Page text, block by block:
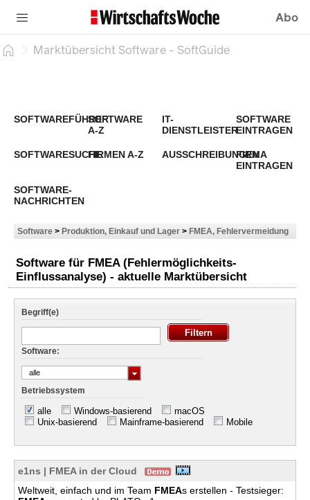
Abo
Marktübersicht Software - SoftGuide
SOFTWAREFÜHRERSOFTWARE
A-Z
IT-
DIENSTLEISTER
SOFTWARE
EINTRAGEN
SOFTWARESUCHEFIRMEN A-Z AUSSCHREIBUNGEN
FIRMA
EINTRAGEN
SOFTWARE-
NACHRICHTEN
Software > Produktion, Einkauf und Lager > FMEA, Fehlervermeidung
Software für FMEA (Fehlermöglichkeits-
Einflussanalyse) - aktuelle Marktübersicht
Begriff(e)
Software:
alle
Betriebssystem
alle Windows-basierend
macOS
Unix-basierend
Mainframe-basierend Mobile
e1ns | FMEA in der Cloud
Weltweit, einfach und im Team FMEAs erstellen - Testsieger: